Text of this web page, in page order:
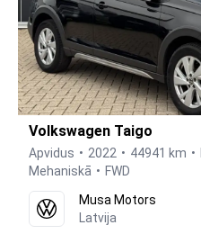
Volkswagen Taigo
Apvidus 2022 44941 km
Mehaniskā
FWD
Musa Motors
Latvija